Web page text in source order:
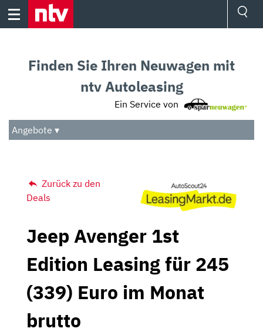
Skip
Audio
Das Beste
Finden Sie Ihren Neuwagen mit
ntv Autoleasing
Ein Service von
Angebote ▾
Zurück zu den
Deals
Jeep Avenger 1st
Edition Leasing für 245
(339) Euro im Monat
brutto